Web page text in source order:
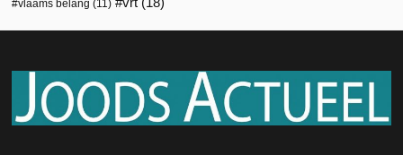
vlaams belang (11)